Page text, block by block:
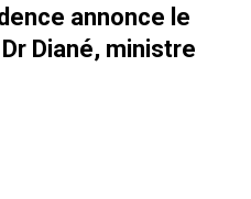
annonce le
Diané, ministre